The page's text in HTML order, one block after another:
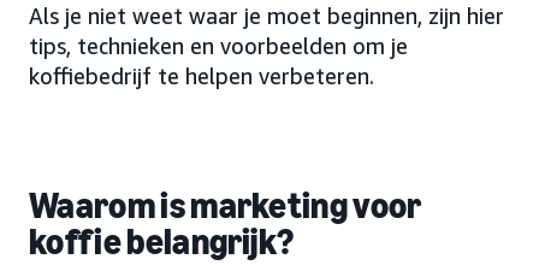
Als je niet weet waar je moet beginnen, zijn hier
tips, technieken en voorbeelden om je
koffiebedrijf te helpen verbeteren.
Waarom is marketing voor
koffie belangrijk?